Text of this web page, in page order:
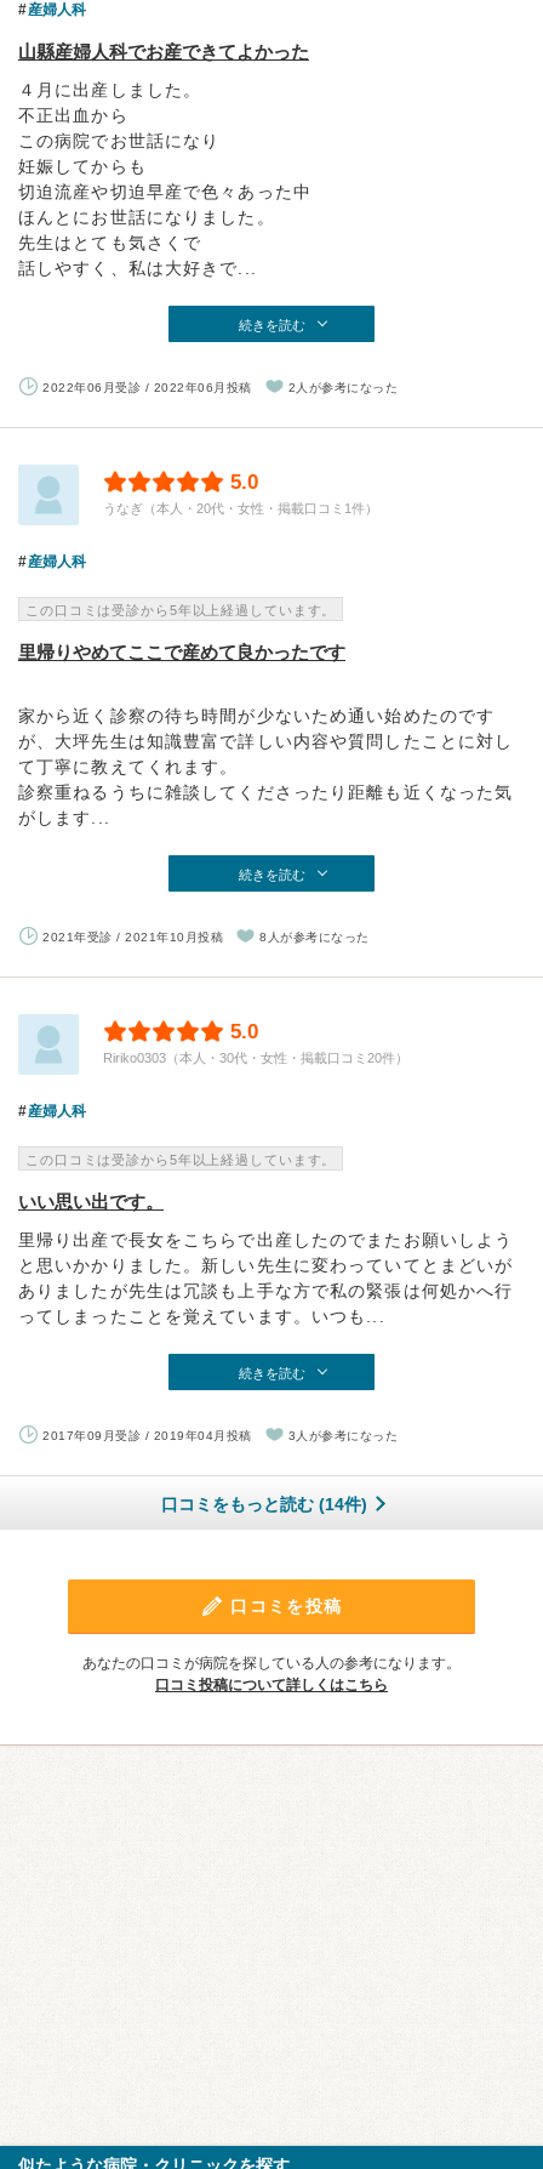
産婦人科
山縣産婦人科でお産できてよかった
４月に出産しました。
不正出血から
この病院でお世話になり
妊娠してからも
切迫流産や切迫早産で色々あった中
ほんとにお世話になりました。
先生はとても気さくで
話しやすく、私は大好きで...
続きを読む
2022年06月受診 / 2022年06月投稿 2人が参考になった
5.0
うなぎ（本人・20代・女性・掲載口コミ1件）
産婦人科
この口コミは受診から5年以上経過しています。
里帰りやめてここで産めて良かったです
家から近く診察の待ち時間が少ないため通い始めたのです
が、大坪先生は知識豊富で詳しい内容や質問したことに対し
て丁寧に教えてくれます。
診察重ねるうちに雑談してくださったり距離も近くなった気
がします...
続きを読む
2021年受診 / 2021年10月投稿 8人が参考になった
5.0
Ririko0303（本人・30代・女性・掲載口コミ20件）
産婦人科
この口コミは受診から5年以上経過しています。
いい思い出です。
里帰り出産で長女をこちらで出産したのでまたお願いしよう
と思いかかりました。新しい先生に変わっていてとまどいが
ありましたが先生は冗談も上手な方で私の緊張は何処かへ行
ってしまったことを覚えています。いつも...
続きを読む
2017年09月受診 / 2019年04月投稿 3人が参考になった
口コミをもっと読む (14件)
口コミを投稿
あなたの口コミが病院を探している人の参考になります。
口コミ投稿について詳しくはこちら